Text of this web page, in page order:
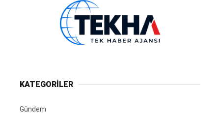
KATEGORİLER
Gündem